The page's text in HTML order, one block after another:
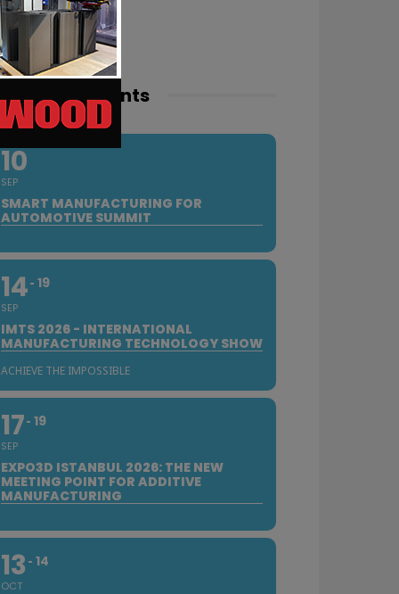
events
10
SEP
SMART MANUFACTURING FOR
AUTOMOTIVE SUMMIT
14
SEP
19
IMTS 2026 - INTERNATIONAL
MANUFACTURING TECHNOLOGY SHOW
ACHIEVE THE IMPOSSIBLE
17
SEP
19
EXPO3D ISTANBUL 2026: THE NEW
MEETING POINT FOR ADDITIVE
MANUFACTURING
13
OCT
14